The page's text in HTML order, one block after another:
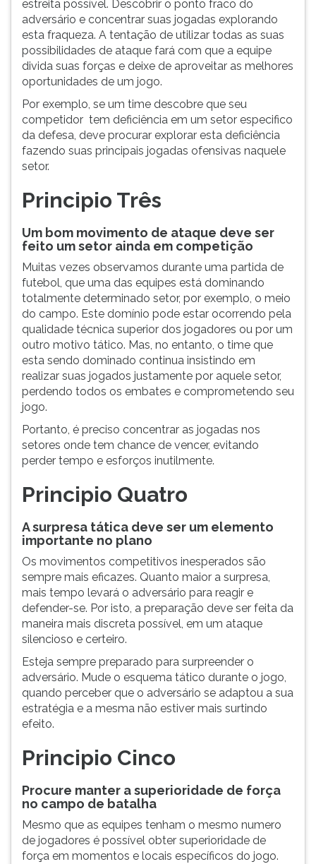
estreita possível. Descobrir o ponto fraco do
adversário e concentrar suas jogadas explorando
esta fraqueza. A tentação de utilizar todas as suas
possibilidades de ataque fará com que a equipe
divida suas forças e deixe de aproveitar as melhores
oportunidades de um jogo.
Por exemplo, se um time descobre que seu
competidor tem deficiência em um setor especifico
da defesa, deve procurar explorar esta deficiência
fazendo suas principais jogadas ofensivas naquele
setor.
Principio Três
Um bom movimento de ataque deve ser
feito um setor ainda em competição
Muitas vezes observamos durante uma partida de
futebol, que uma das equipes está dominando
totalmente determinado setor, por exemplo, o meio
do campo. Este domínio pode estar ocorrendo pela
qualidade técnica superior dos jogadores ou por um
outro motivo tático. Mas, no entanto, o time que
esta sendo dominado continua insistindo em
realizar suas jogados justamente por aquele setor,
perdendo todos os embates e comprometendo seu
jogo.
Portanto, é preciso concentrar as jogadas nos
setores onde tem chance de vencer, evitando
perder tempo e esforços inutilmente.
Principio Quatro
A surpresa tática deve ser um elemento
importante no plano
Os movimentos competitivos inesperados são
sempre mais eficazes. Quanto maior a surpresa,
mais tempo levará o adversário para reagir e
defender-se. Por isto, a preparação deve ser feita da
maneira mais discreta possível, em um ataque
silencioso e certeiro.
Esteja sempre preparado para surpreender o
adversário. Mude o esquema tático durante o jogo,
quando perceber que o adversário se adaptou a sua
estratégia e a mesma não estiver mais surtindo
efeito.
Principio Cinco
Procure manter a superioridade de força
no campo de batalha
Mesmo que as equipes tenham o mesmo numero
de jogadores é possível obter superioridade de
força em momentos e locais específicos do jogo.